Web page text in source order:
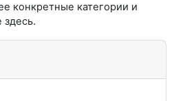
конкретные категории и